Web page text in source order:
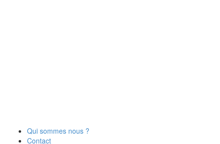
Qui sommes nous ?
Contact